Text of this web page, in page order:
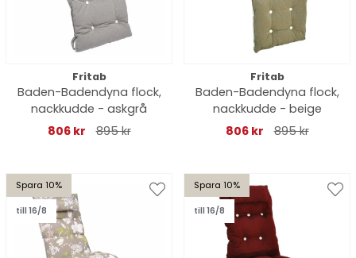
Fritab
Baden-Badendyna flock,
nackkudde - askgrå
806 kr
895 kr
Fritab
Baden-Badendyna flock,
nackkudde - beige
806 kr
895 kr
Spara 10%
till 16/8
Spara 10%
till 16/8